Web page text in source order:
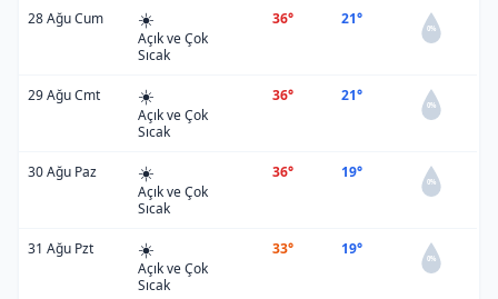
28 Ağu Cum ☀️
Açık ve Çok
Sıcak
36° 21°
0%
29 Ağu Cmt ☀️
Açık ve Çok
Sıcak
36° 21°
0%
30 Ağu Paz ☀️
Açık ve Çok
Sıcak
36° 19°
0%
31 Ağu Pzt ☀️
Açık ve Çok
Sıcak
33° 19°
0%